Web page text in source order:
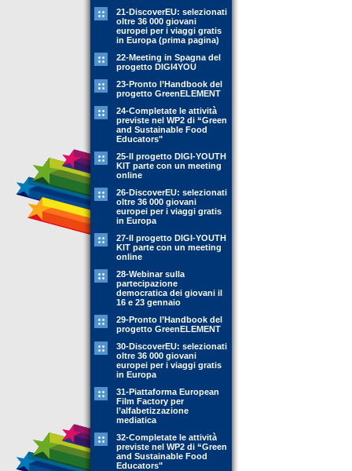
21-DiscoverEU: selezionati
oltre 36 000 giovani
europei per i viaggi gratis
in Europa (prima pagina)
22-Meeting in Spagna del
progetto DIGI4YOU
23-Pronto l’Handbook del
progetto GreenELEMENT
24-Completate le attività
previste nel WP2 di “Green
and Sustainable Food
Educators"
25-Il progetto DIGI-YOUTH
KIT parte con un meeting
online
26-DiscoverEU: selezionati
oltre 36 000 giovani
europei per i viaggi gratis
in Europa
27-Il progetto DIGI-YOUTH
KIT parte con un meeting
online
28-Webinar sulla
partecipazione
democratica dei giovani il
16 e 23 gennaio
29-Pronto l’Handbook del
progetto GreenELEMENT
30-DiscoverEU: selezionati
oltre 36 000 giovani
europei per i viaggi gratis
in Europa
31-Piattaforma European
Film Factory per
l’alfabetizzazione
mediatica
32-Completate le attività
previste nel WP2 di “Green
and Sustainable Food
Educators"